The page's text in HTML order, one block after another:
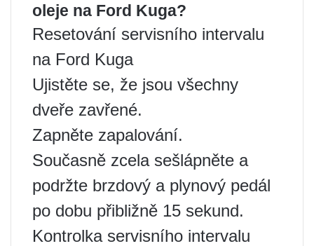
oleje na Ford Kuga?
Resetování servisního intervalu
na Ford Kuga
Ujistěte se, že jsou všechny
dveře zavřené.
Zapněte zapalování.
Současně zcela sešlápněte a
podržte brzdový a plynový pedál
po dobu přibližně 15 sekund.
Kontrolka servisního intervalu